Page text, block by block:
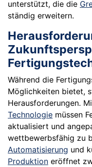
unterstützt, die die
ständig erweitern.
Während die
Möglichkeiten bietet,
Herausforderungen.
Technologie müssen
aktualisiert und
wettbewerbsfähig zu
Automatisierung und
Produktion eröffnet